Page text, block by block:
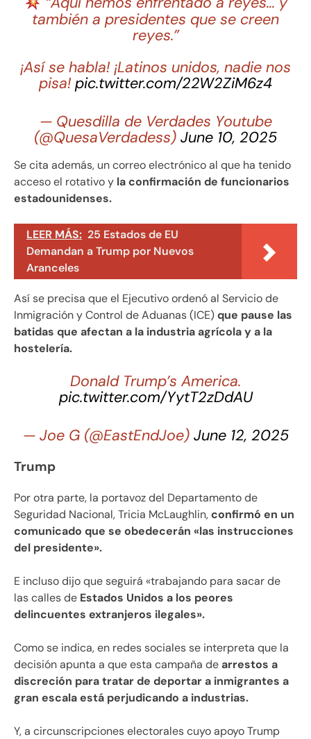
también a presidentes que se creen
reyes.”
¡Así se habla! ¡Latinos unidos, nadie nos
pisa!pic.twitter.com/22W2ZiM6z4
— Quesdilla de Verdades Youtube
(@QuesaVerdadess) June 10, 2025
Se cita además, un correo electrónico al que ha tenido
acceso el rotativo y la confirmación de funcionarios
estadounidenses.
LEER MÁS: 25 Estados de EU
Demandan a Trump por Nuevos
Aranceles
Así se precisa que el Ejecutivo ordenó al Servicio de
Inmigración y Control de Aduanas (ICE)que pause las
batidas que afectan a la industria agrícola y a la
hostelería.
Donald Trump’s America.
pic.twitter.com/YytT2zDdAU
— Joe G (@EastEndJoe) June 12, 2025
Trump
Por otra parte, la portavoz del Departamento de
Seguridad Nacional, Tricia McLaughlin,confirmó en un
comunicado que se obedecerán «las instrucciones
del presidente».
E incluso dijo que seguirá «trabajando para sacar de
las calles de Estados Unidos a los peores
delincuentes extranjeros ilegales».
Como se indica, en redes sociales se interpreta que la
decisión apunta a que esta campaña dearrestos a
discreción para tratar de deportar a inmigrantes a
gran escala está perjudicando a industrias.
Y, a circunscripciones electorales cuyo apoyo Trump